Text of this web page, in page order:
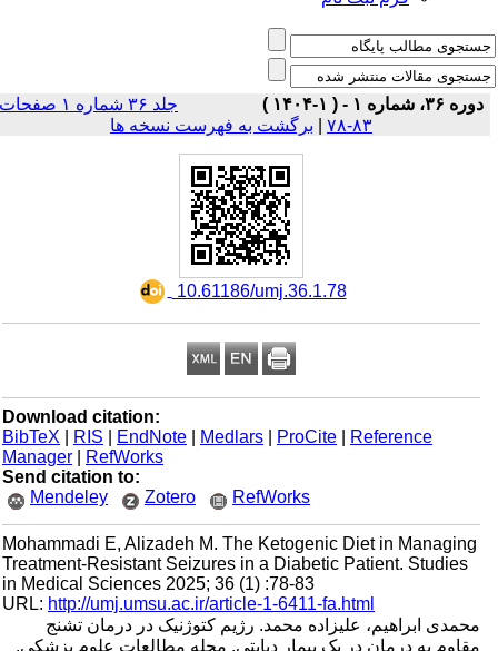
دوره ۳۶، شماره ۱ - ( ۱-۱۴۰۴ )
جلد ۳۶ شماره ۱ صفحات
۸۳-۷۸
| برگشت به فهرست نسخه ها
‎ 10.61186/umj.36.1.78
Download citation:
BibTeX
| RIS |EndNote |Medlars |ProCite |Reference
Manager
|RefWorks
Send citation to:
Mendeley
Zotero RefWorks
Mohammadi E, Alizadeh M. The Ketogenic Diet in Managing
Treatment-Resistant Seizures in a Diabetic Patient. Studies
in Medical Sciences 2025; 36 (1) :78-83
URL:http://umj.umsu.ac.ir/article-1-6411-fa.html
محمدی ابراهیم، علیزاده محمد. رژیم کتوژنیک در درمان تشنج
مقاوم به درمان در یک بیمار دیابتی. مجله مطالعات علوم پزشکی.